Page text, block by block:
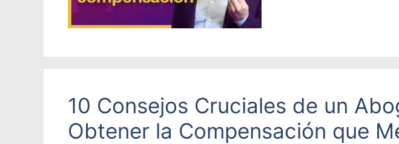
10 Consejos Cruciales de un
Obtener la Compensación que